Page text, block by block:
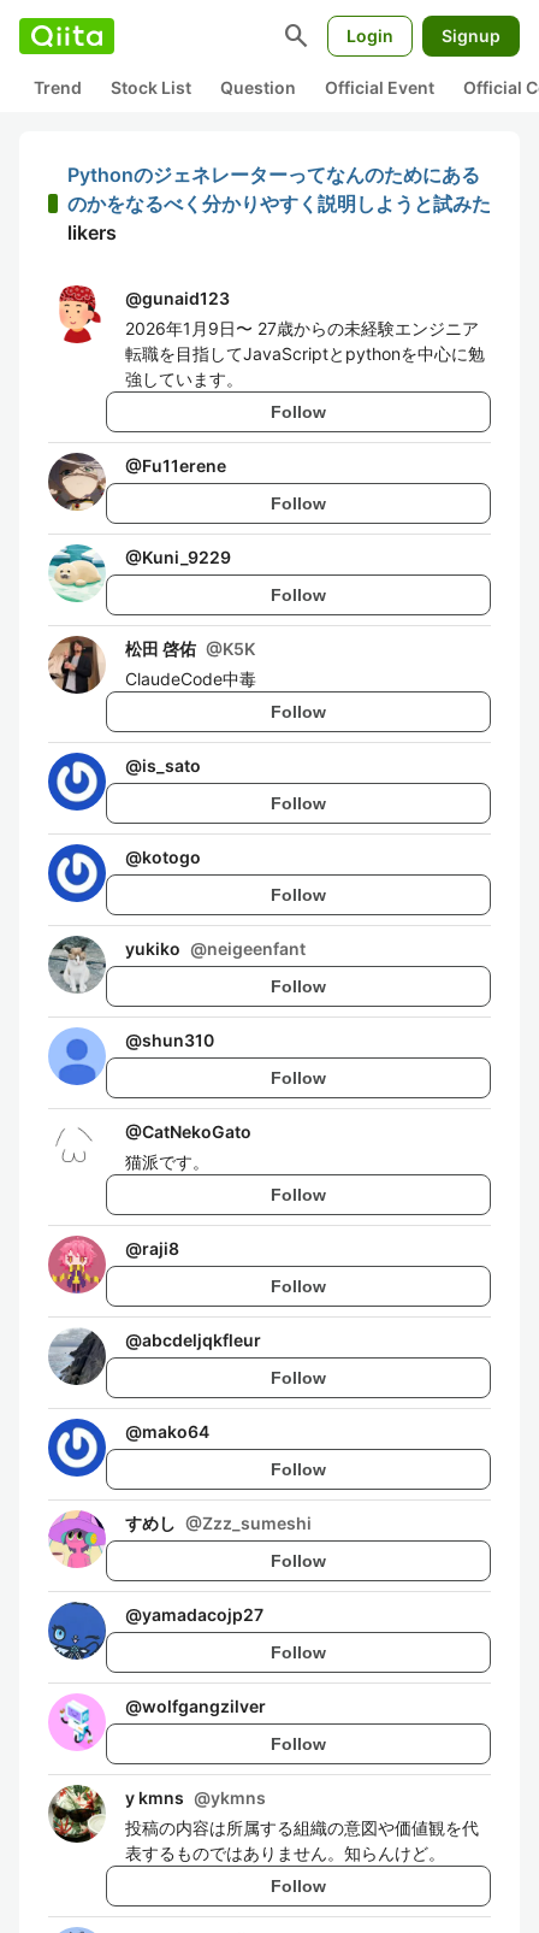
search Login Signup
Trend Stock List Question Official Event Official
Pythonのジェネレーターってなんのためにある
のかをなるべく分かりやすく説明しようと試みた
likers
@gunaid123
2026年1月9日〜 27歳からの未経験エンジニア
転職を目指してJavaScriptとpythonを中心に勉
強しています。
Follow
@Fu11erene
Follow
@Kuni_9229
Follow
松田 啓佑 @K5K
ClaudeCode中毒
Follow
@is_sato
Follow
@kotogo
Follow
yukiko @neigeenfant
Follow
@shun310
Follow
@CatNekoGato
猫派です。
Follow
@raji8
Follow
@abcdeljqkfleur
Follow
@mako64
Follow
すめし @Zzz_sumeshi
Follow
@yamadacojp27
Follow
@wolfgangzilver
Follow
y kmns @ykmns
投稿の内容は所属する組織の意図や価値観を代
表するものではありません。知らんけど。
Follow